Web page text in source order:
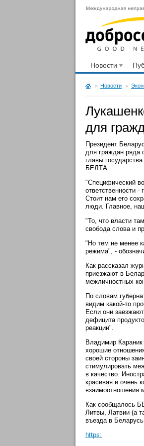
Новости
Новости
для
Президент
для граждан ряда
главы
БЕЛТА.
"Специфический
ответственности
Стоит нам его
люди. Главное,
"То, что власти
свобода слова и
"Но тем не менее
режима", -
Как рассказал
приезжают в
межличностных
По словам
видим какой-то
Если они
дефицита
реакции".
Владимир
хорошие
своей стороны
стимулировать
в качество.
красивая и очень
взаимоотношения
Как сообщалось
Литвы, Латвии (а
въезда в
https: